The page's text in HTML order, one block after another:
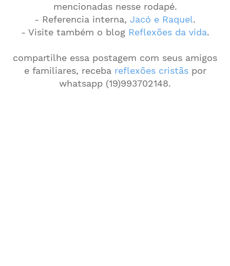
mencionadas nesse rodapé.
- Referencia interna, Jacó e Raquel.
- Visite também o blog Reflexões da vida.
compartilhe essa postagem com seus amigos
e familiares, receba reflexões cristãspor
whatsapp (19)993702148.